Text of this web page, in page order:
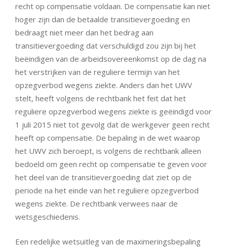
recht op compensatie voldaan. De compensatie kan niet
hoger zijn dan de betaalde transitievergoeding en
bedraagt niet meer dan het bedrag aan
transitievergoeding dat verschuldigd zou zijn bij het
beëindigen van de arbeidsovereenkomst op de dag na
het verstrijken van de reguliere termijn van het
opzegverbod wegens ziekte. Anders dan het UWV
stelt, heeft volgens de rechtbank het feit dat het
reguliere opzegverbod wegens ziekte is geëindigd voor
1 juli 2015 niet tot gevolg dat de werkgever geen recht
heeft op compensatie. De bepaling in de wet waarop
het UWV zich beroept, is volgens de rechtbank alleen
bedoeld om geen recht op compensatie te geven voor
het deel van de transitievergoeding dat ziet op de
periode na het einde van het reguliere opzegverbod
wegens ziekte. De rechtbank verwees naar de
wetsgeschiedenis.
Een redelijke wetsuitleg van de maximeringsbepaling